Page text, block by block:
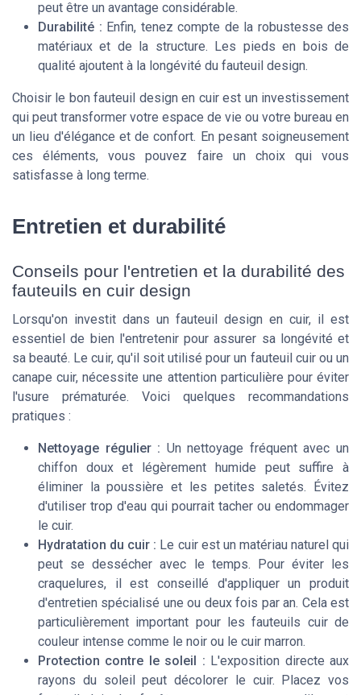
peut être un avantage considérable.
Durabilité : Enfin, tenez compte de la robustesse des
matériaux et de la structure. Les pieds en bois de
qualité ajoutent à la longévité du fauteuil design.
Choisir le bon fauteuil design en cuir est un investissement
qui peut transformer votre espace de vie ou votre bureau en
un lieu d'élégance et de confort. En pesant soigneusement
ces éléments, vous pouvez faire un choix qui vous
satisfasse à long terme.
Entretien et durabilité
Conseils pour l'entretien et la durabilité des
fauteuils en cuir design
Lorsqu'on investit dans un fauteuil design en cuir, il est
essentiel de bien l'entretenir pour assurer sa longévité et
sa beauté. Le cuir, qu'il soit utilisé pour un fauteuil cuir ou un
canape cuir, nécessite une attention particulière pour éviter
l'usure prématurée. Voici quelques recommandations
pratiques :
Nettoyage régulier : Un nettoyage fréquent avec un
chiffon doux et légèrement humide peut suffire à
éliminer la poussière et les petites saletés. Évitez
d'utiliser trop d'eau qui pourrait tacher ou endommager
le cuir.
Hydratation du cuir : Le cuir est un matériau naturel qui
peut se dessécher avec le temps. Pour éviter les
craquelures, il est conseillé d'appliquer un produit
d'entretien spécialisé une ou deux fois par an. Cela est
particulièrement important pour les fauteuils cuir de
couleur intense comme le noir ou le cuir marron.
Protection contre le soleil : L'exposition directe aux
rayons du soleil peut décolorer le cuir. Placez vos